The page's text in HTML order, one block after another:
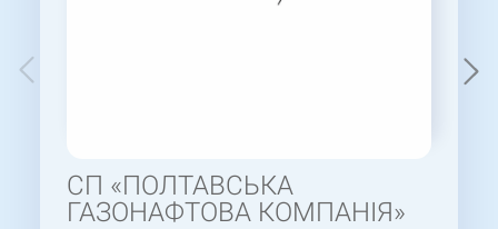
СП «ПОЛТАВСЬКА
ГАЗОНАФТОВА КОМПАНІЯ»